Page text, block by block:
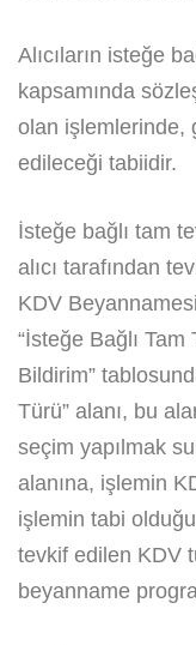
Alıcıların isteğe
kapsamında
olan işlemlerinde,
edileceği tabiidir.
İsteğe bağlı tam
alıcı tarafından
KDV
“İsteğe Bağlı
Bildirim”
Türü” alanı, bu
seçim yapılmak
alanına, işlemin
işlemin tabi olduğu
tevkif edilen KDV
beyanname